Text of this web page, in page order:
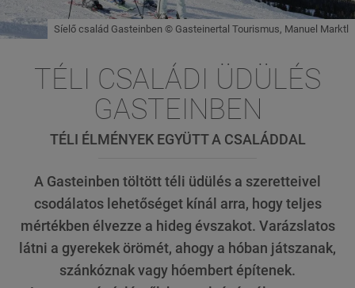
Síelő család Gasteinben © Gasteinertal Tourismus, Manuel Marktl
TÉLI CSALÁDI ÜDÜLÉS
GASTEINBEN
TÉLI ÉLMÉNYEK EGYÜTT A CSALÁDDAL
A Gasteinben töltött téli üdülés a szeretteivel
csodálatos lehetőséget kínál arra, hogy teljes
mértékben élvezze a hideg évszakot. Varázslatos
látni a gyerekek örömét, ahogy a hóban játszanak,
szánkóznak vagy hóembert építenek.